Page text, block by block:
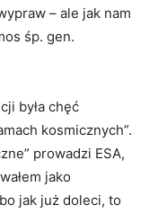
– ale jak nam
śp. gen.
była chęć
kosmicznych”.
prowadzi ESA,
jako
jak już doleci, to